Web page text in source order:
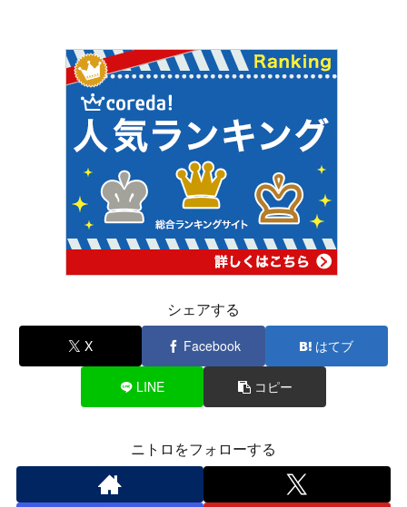
シェアする
X Facebook はてブ
LINE コピー
ニトロをフォローする